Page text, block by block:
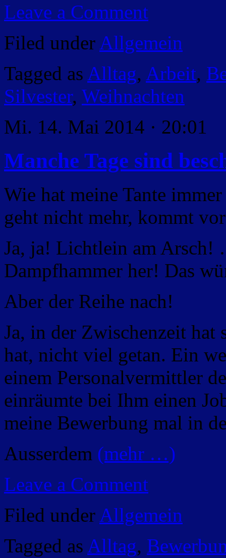
Leave a Comment
Filed under Allgemein
Tagged as Alltag, Arbeit,
Silvester, Weihnachten
Mi. 14. Mai 2014 · 20:01
Manche Tage sind
Wie hat meine Tante
geht nicht mehr, kommt
Ja, ja! Lichtlein am
Dampfhammer her! Das
Aber der Reihe nach!
Ja, in der Zwischenzeit hat
hat, nicht viel getan. Ein
einem Personalvermittler
einräumte bei Ihm einen
meine Bewerbung mal in
Ausserdem (mehr …)
Leave a Comment
Filed under Allgemein
Tagged as Alltag,